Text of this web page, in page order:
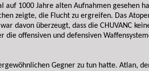
1000 Jahre alten Aufnahmen gesehen
zeigte, die Flucht zu ergreifen. Das
davon überzeugt, dass die CHUVANC
offensiven und defensiven
Gegner zu tun hatte. Atlan,